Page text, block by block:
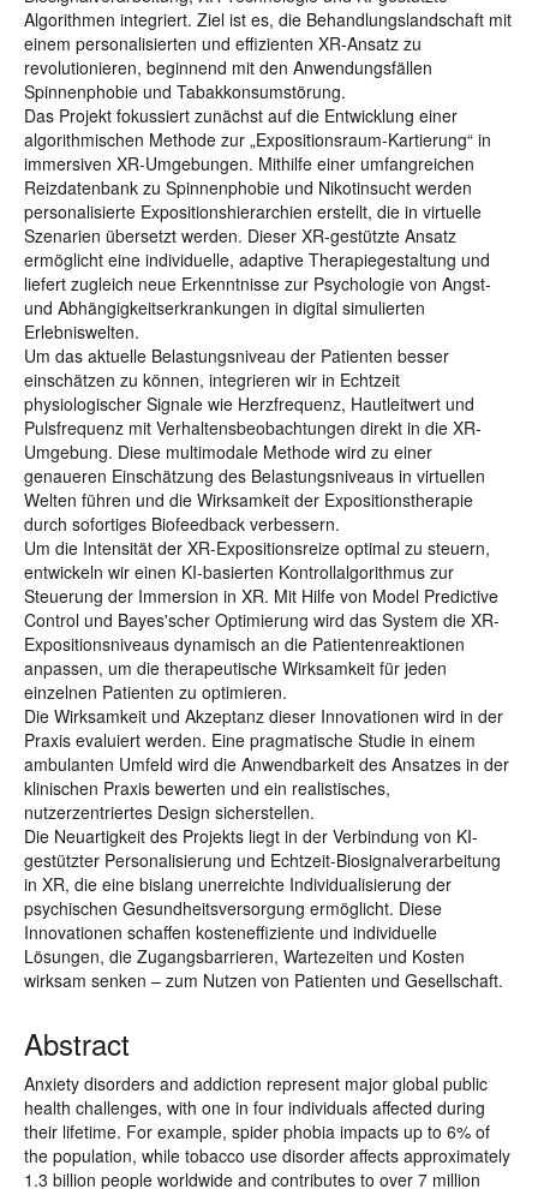
Algorithmen integriert. Ziel ist es, die Behandlungslandschaft mit
einem personalisierten und effizienten XR-Ansatz zu
revolutionieren, beginnend mit den Anwendungsfällen
Spinnenphobie und Tabakkonsumstörung.
Das Projekt fokussiert zunächst auf die Entwicklung einer
algorithmischen Methode zur „Expositionsraum-Kartierung“ in
immersiven XR-Umgebungen. Mithilfe einer umfangreichen
Reizdatenbank zu Spinnenphobie und Nikotinsucht werden
personalisierte Expositionshierarchien erstellt, die in virtuelle
Szenarien übersetzt werden. Dieser XR-gestützte Ansatz
ermöglicht eine individuelle, adaptive Therapiegestaltung und
liefert zugleich neue Erkenntnisse zur Psychologie von Angst-
und Abhängigkeitserkrankungen in digital simulierten
Erlebniswelten.
Um das aktuelle Belastungsniveau der Patienten besser
einschätzen zu können, integrieren wir in Echtzeit
physiologischer Signale wie Herzfrequenz, Hautleitwert und
Pulsfrequenz mit Verhaltensbeobachtungen direkt in die XR-
Umgebung. Diese multimodale Methode wird zu einer
genaueren Einschätzung des Belastungsniveaus in virtuellen
Welten führen und die Wirksamkeit der Expositionstherapie
durch sofortiges Biofeedback verbessern.
Um die Intensität der XR-Expositionsreize optimal zu steuern,
entwickeln wir einen KI-basierten Kontrollalgorithmus zur
Steuerung der Immersion in XR. Mit Hilfe von Model Predictive
Control und Bayes'scher Optimierung wird das System die XR-
Expositionsniveaus dynamisch an die Patientenreaktionen
anpassen, um die therapeutische Wirksamkeit für jeden
einzelnen Patienten zu optimieren.
Die Wirksamkeit und Akzeptanz dieser Innovationen wird in der
Praxis evaluiert werden. Eine pragmatische Studie in einem
ambulanten Umfeld wird die Anwendbarkeit des Ansatzes in der
klinischen Praxis bewerten und ein realistisches,
nutzerzentriertes Design sicherstellen.
Die Neuartigkeit des Projekts liegt in der Verbindung von KI-
gestützter Personalisierung und Echtzeit-Biosignalverarbeitung
in XR, die eine bislang unerreichte Individualisierung der
psychischen Gesundheitsversorgung ermöglicht. Diese
Innovationen schaffen kosteneffiziente und individuelle
Lösungen, die Zugangsbarrieren, Wartezeiten und Kosten
wirksam senken – zum Nutzen von Patienten und Gesellschaft.
Abstract
Anxiety disorders and addiction represent major global public
health challenges, with one in four individuals affected during
their lifetime. For example, spider phobia impacts up to 6% of
the population, while tobacco use disorder affects approximately
1.3 billion people worldwide and contributes to over 7 million